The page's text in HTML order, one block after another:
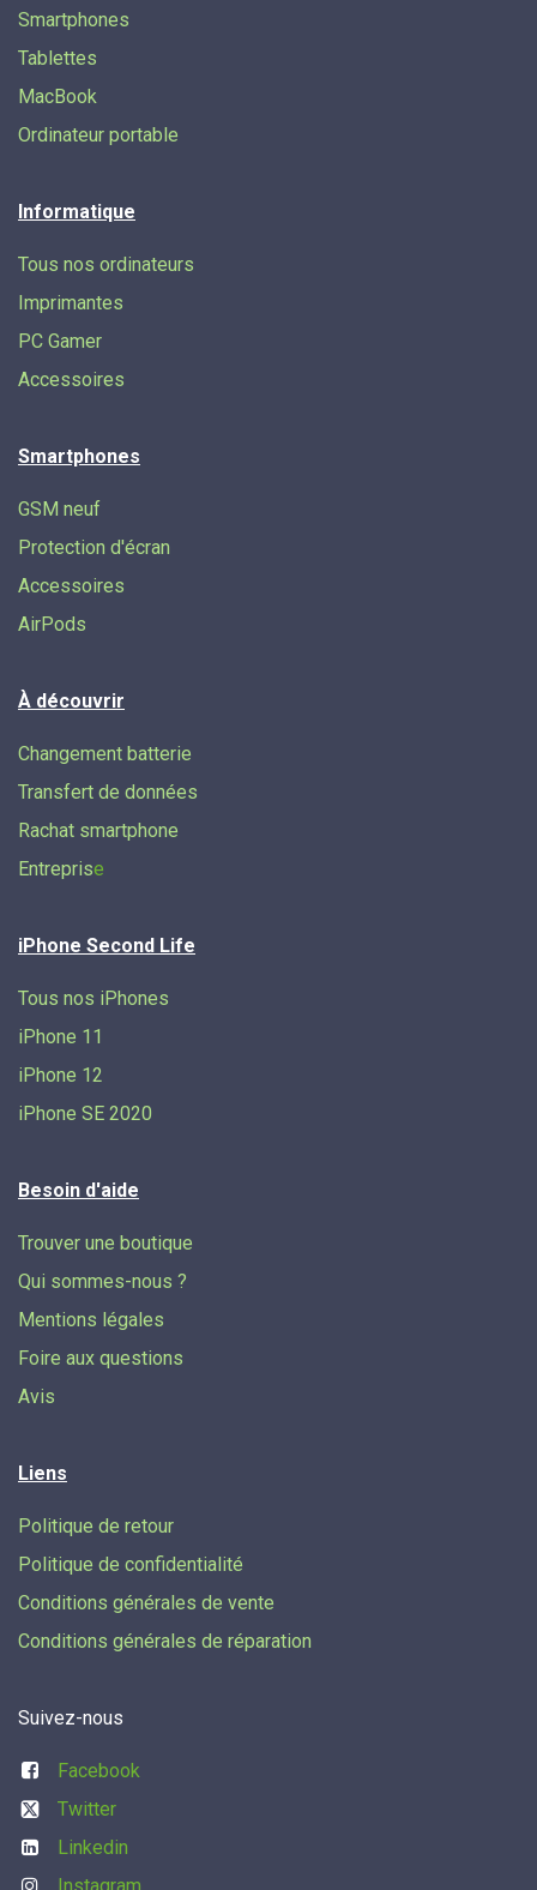
Smartphones
Tablettes
MacBook
Ordinateur portable
Informatique
Tous nos ordinateurs
Imprimantes
PC Gamer
Accessoires
Smartphones
GSM neuf
Protection d'écran
Accessoires
AirPods
À découvrir
Changement batterie
Transfert de données​
Rachat smartphone
Entreprise
iPhone Second Life
Tous nos iPhones
iPhone 11
iPhone 12
iPhone SE 2020
Besoin d'aide
Trouver une boutique
Qui sommes-nous ?
Mentions légales
Foire aux questions
Avis
Liens
Politique de retour
Politique de confidentialité
Conditions générales de vente
Conditions générales de réparation
Suivez-nous
Facebook
Twitter
Linkedin